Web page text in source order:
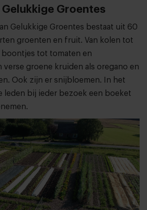
Groentes
Gelukkige Groentes bestaat uit 60
groenten en fruit. Van kolen tot
boontjes tot tomaten en
verse groene kruiden als oregano en
Ook zijn er snijbloemen. In het
leden bij ieder bezoek een boeket